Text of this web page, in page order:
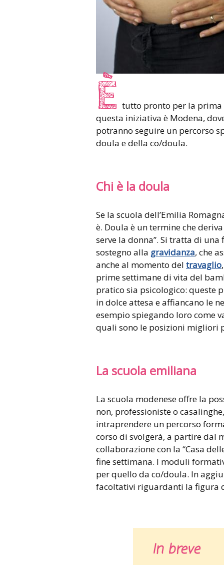
È tutto pronto per la prima
questa iniziativa è Modena,
potranno seguire un percorso
doula e della co/doula.
Chi è la doula
Se la scuola dell’Emilia
è. Doula è un termine che
serve la donna”. Si tratta di
sostegno alla gravidanza, che
anche al momento del travaglio
prime settimane di vita del
pratico sia psicologico: queste
in dolce attesa e affiancano le
esempio spiegando loro come
quali sono le posizioni migliori
La scuola emiliana
La scuola modenese offre la
non, professioniste o
intraprendere un percorso
corso di svolgerà, a partire dal
collaborazione con la “Casa
fine settimana. I moduli
per quello da co/doula. In
facoltativi riguardanti la figura
In breve